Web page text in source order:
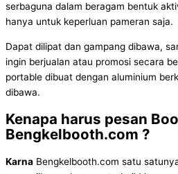
serbaguna dalam beragam bentuk
hanya untuk keperluan pameran saja.
Dapat dilipat dan gampang dibawa,
ingin berjualan atau promosi secara
portable dibuat dengan aluminium
dibawa.
Kenapa harus pesan
Bengkelbooth.com ?
Karna Bengkelbooth.com satu